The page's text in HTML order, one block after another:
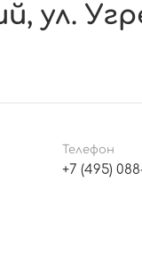
ул.
Телефон
+7 (495)